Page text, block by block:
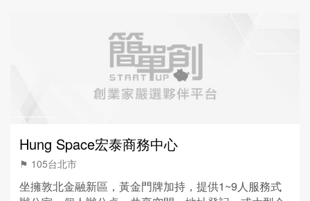
Hung Space宏泰商務中心
⚑ 105台北市
坐擁敦北金融新區，黃金門牌加持，提供1~9人服務式